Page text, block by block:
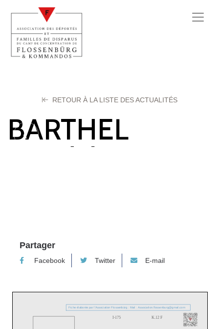
RETOUR À LA LISTE DES ACTUALITÉS
BARTHEL
Magdeleine
Partager
Facebook Twitter E-mail